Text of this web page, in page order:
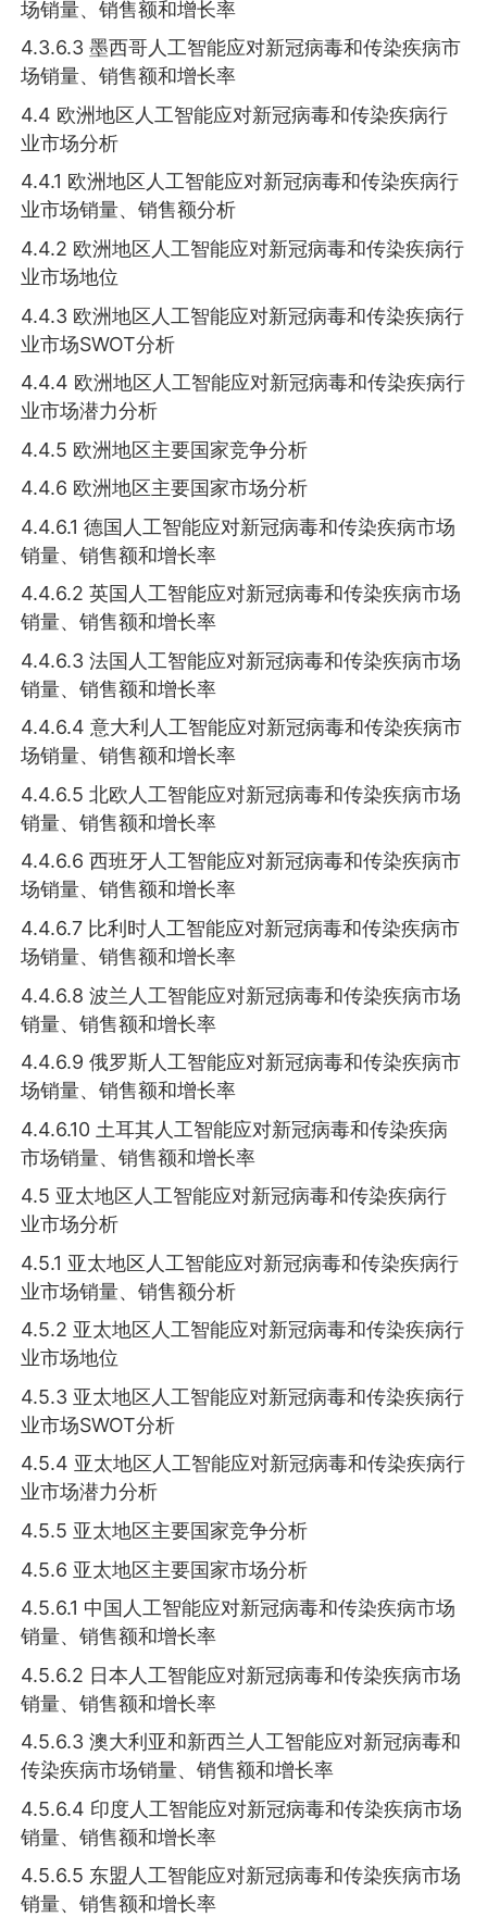
场销量、销售额和增长率
4.3.6.3 墨西哥人工智能应对新冠病毒和传染疾病市
场销量、销售额和增长率
4.4 欧洲地区人工智能应对新冠病毒和传染疾病行
业市场分析
4.4.1 欧洲地区人工智能应对新冠病毒和传染疾病行
业市场销量、销售额分析
4.4.2 欧洲地区人工智能应对新冠病毒和传染疾病行
业市场地位
4.4.3 欧洲地区人工智能应对新冠病毒和传染疾病行
业市场SWOT分析
4.4.4 欧洲地区人工智能应对新冠病毒和传染疾病行
业市场潜力分析
4.4.5 欧洲地区主要国家竞争分析
4.4.6 欧洲地区主要国家市场分析
4.4.6.1 德国人工智能应对新冠病毒和传染疾病市场
销量、销售额和增长率
4.4.6.2 英国人工智能应对新冠病毒和传染疾病市场
销量、销售额和增长率
4.4.6.3 法国人工智能应对新冠病毒和传染疾病市场
销量、销售额和增长率
4.4.6.4 意大利人工智能应对新冠病毒和传染疾病市
场销量、销售额和增长率
4.4.6.5 北欧人工智能应对新冠病毒和传染疾病市场
销量、销售额和增长率
4.4.6.6 西班牙人工智能应对新冠病毒和传染疾病市
场销量、销售额和增长率
4.4.6.7 比利时人工智能应对新冠病毒和传染疾病市
场销量、销售额和增长率
4.4.6.8 波兰人工智能应对新冠病毒和传染疾病市场
销量、销售额和增长率
4.4.6.9 俄罗斯人工智能应对新冠病毒和传染疾病市
场销量、销售额和增长率
4.4.6.10 土耳其人工智能应对新冠病毒和传染疾病
市场销量、销售额和增长率
4.5 亚太地区人工智能应对新冠病毒和传染疾病行
业市场分析
4.5.1 亚太地区人工智能应对新冠病毒和传染疾病行
业市场销量、销售额分析
4.5.2 亚太地区人工智能应对新冠病毒和传染疾病行
业市场地位
4.5.3 亚太地区人工智能应对新冠病毒和传染疾病行
业市场SWOT分析
4.5.4 亚太地区人工智能应对新冠病毒和传染疾病行
业市场潜力分析
4.5.5 亚太地区主要国家竞争分析
4.5.6 亚太地区主要国家市场分析
4.5.6.1 中国人工智能应对新冠病毒和传染疾病市场
销量、销售额和增长率
4.5.6.2 日本人工智能应对新冠病毒和传染疾病市场
销量、销售额和增长率
4.5.6.3 澳大利亚和新西兰人工智能应对新冠病毒和
传染疾病市场销量、销售额和增长率
4.5.6.4 印度人工智能应对新冠病毒和传染疾病市场
销量、销售额和增长率
4.5.6.5 东盟人工智能应对新冠病毒和传染疾病市场
销量、销售额和增长率